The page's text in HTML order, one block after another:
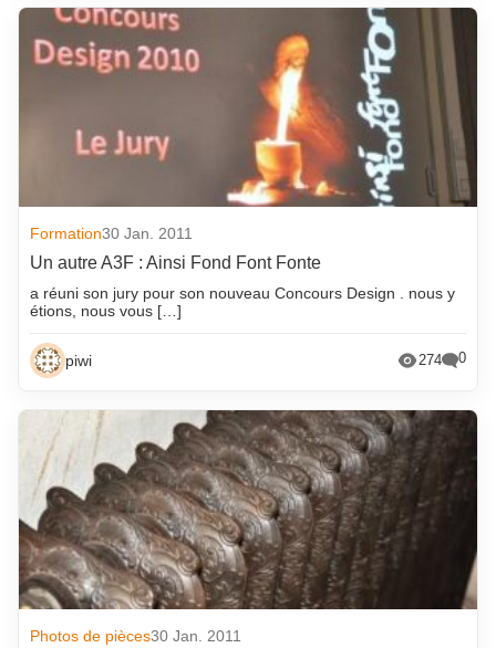
février 2019
janvier 2019
novembre 2018
mars 2011
février 2011
janvier 2011
décembre 2010
Formation30 Jan. 2011
Un autre A3F : Ainsi Fond Font Fonte
a réuni son jury pour son nouveau Concours Design . nous y
étions, nous vous […]
piwi 274 0
Photos de pièces30 Jan. 2011